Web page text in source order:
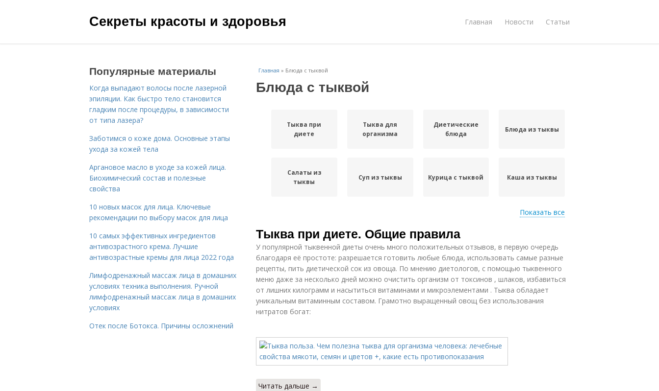
Секреты красоты и здоровья Главная Новости Статьи
Главная » Блюда с тыквой
Блюда с тыквой
Тыква при
диете
Тыква для
организма
Диетические
блюда
Блюда из тыквы
Салаты из
тыквы
Суп из тыквы Курица с тыквой Каша из тыквы
тыквой
тыквы
Тыква в духовке Простые блюда Пряная тыква
Рецепты из
тыквы
Запеченная
Запеканка с
Показать все
Тыква при диете. Общие правила
У популярной тыквенной диеты очень много положительных отзывов, в первую очередь
благодаря её простоте: разрешается готовить любые блюда, использовать самые разные
рецепты, пить диетической сок из овоща. По мнению диетологов, с помощью тыквенного
меню даже за несколько дней можно очистить организм от токсинов , шлаков, избавиться
от лишних килограмм и насытиться витаминами и микроэлементами . Тыква обладает
уникальным витаминным составом. Грамотно выращенный овощ без использования
нитратов богат:
Читать дальше →
Популярные материалы
Когда выпадают волосы после лазерной
эпиляции. Как быстро тело становится
гладким после процедуры, в зависимости
от типа лазера?
Заботимся о коже дома. Основные этапы
ухода за кожей тела
Аргановое масло в уходе за кожей лица.
Биохимический состав и полезные
свойства
10 новых масок для лица. Ключевые
рекомендации по выбору масок для лица
10 самых эффективных ингредиентов
антивозрастного крема. Лучшие
антивозрастные кремы для лица 2022 года
Лимфодренажный массаж лица в домашних
условиях техника выполнения. Ручной
лимфодренажный массаж лица в домашних
условиях
Отек после Ботокса. Причины осложнений